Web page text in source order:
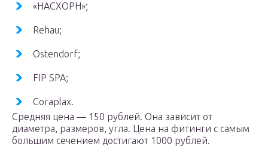
«НАСХОРН»;
Rehau;
Ostendorf;
FIP SPA;
Coraplax.
Средняя цена — 150 рублей. Она зависит от
диаметра, размеров, угла. Цена на фитинги с самым
большим сечением достигают 1000 рублей.